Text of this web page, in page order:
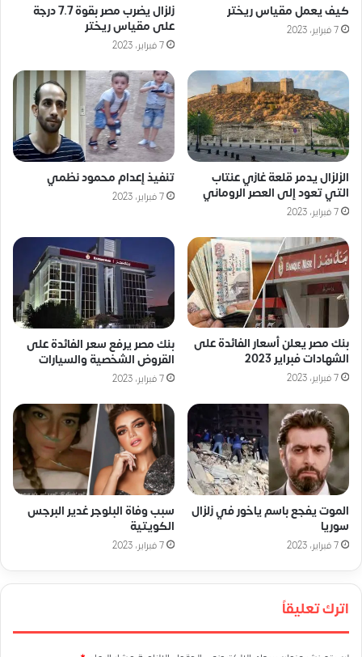
كيف يعمل مقياس ريختر
7 فبراير، 2023
زلزال يضرب مصر بقوة 7.7 درجة
على مقياس ريختر
7 فبراير، 2023
الزلزال يدمر قلعة غازي عنتاب
التي تعود إلى العصر الروماني
7 فبراير، 2023
تنفيذ إعدام محمود نظمي
7 فبراير، 2023
بنك مصر يعلن أسعار الفائدة على
الشهادات فبراير 2023
7 فبراير، 2023
بنك مصر يرفع سعر الفائدة على
القروض الشخصية والسيارات
7 فبراير، 2023
الموت يفجع باسم ياخور في زلزال
سوريا
7 فبراير، 2023
سبب وفاة البلوجر غدير البرجس
الكويتية
7 فبراير، 2023
اترك تعليقاً